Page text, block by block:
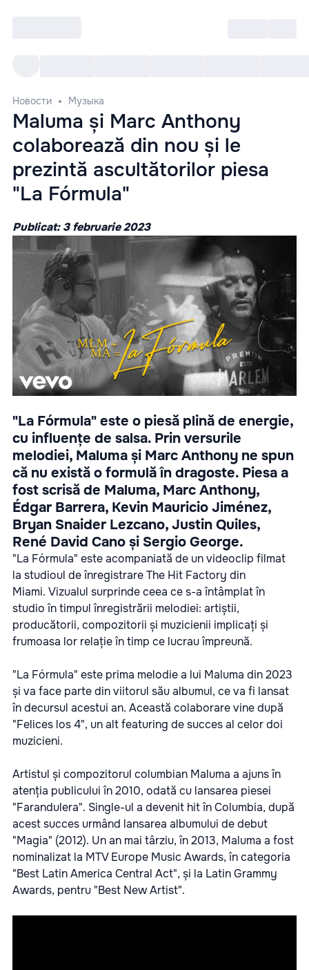
Новости Музыка
Maluma și Marc Anthony
colaborează din nou și le
prezintă ascultătorilor piesa
"La Fórmula"
Publicat: 3 februarie 2023
"La Fórmula" este o piesă plină de energie,
cu influențe de salsa. Prin versurile
melodiei, Maluma și Marc Anthony ne spun
că nu există o formulă în dragoste. Piesa a
fost scrisă de Maluma, Marc Anthony,
Édgar Barrera, Kevin Mauricio Jiménez,
Bryan Snaider Lezcano, Justin Quiles,
René David Cano și Sergio George.
"La Fórmula" este acompaniată de un videoclip filmat
la studioul de înregistrare The Hit Factory din
Miami. Vizualul surprinde ceea ce s-a întâmplat în
studio în timpul înregistrării melodiei: artiștii,
producătorii, compozitorii și muzicienii implicați și
frumoasa lor relație în timp ce lucrau împreună.
"La Fórmula" este prima melodie a lui Maluma din 2023
și va face parte din viitorul său albumul, ce va fi lansat
în decursul acestui an. Această colaborare vine după
"Felices los 4", un alt featuring de succes al celor doi
muzicieni.
Artistul și compozitorul columbian Maluma a ajuns în
atenția publicului în 2010, odată cu lansarea piesei
"Farandulera". Single-ul a devenit hit în Columbia, după
acest succes urmând lansarea albumului de debut
"Magia" (2012). Un an mai târziu, în 2013, Maluma a fost
nominalizat la MTV Europe Music Awards, în categoria
"Best Latin America Central Act", și la Latin Grammy
Awards, pentru "Best New Artist".